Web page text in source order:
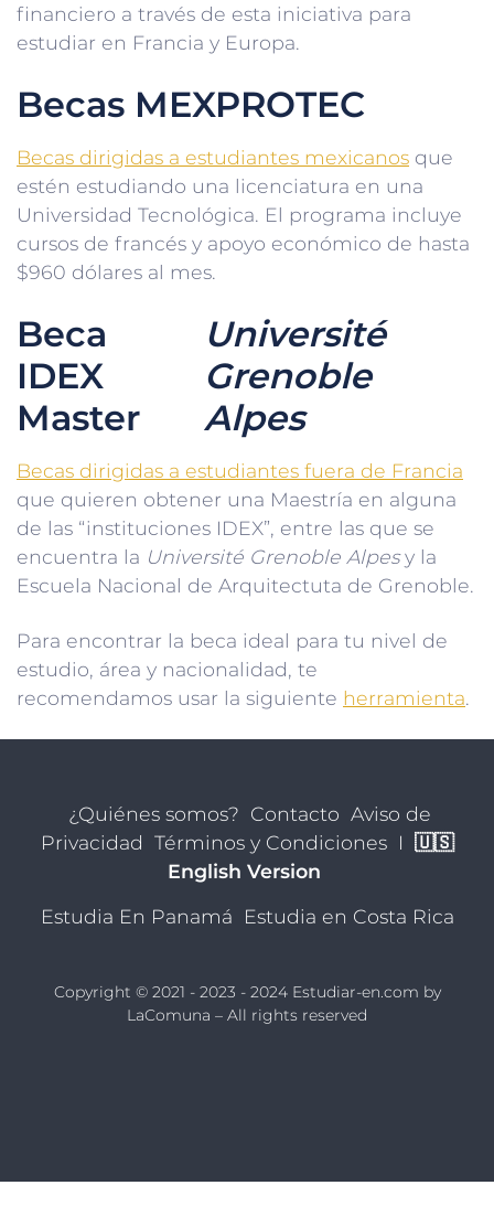
financiero a través de esta iniciativa para
estudiar en Francia y Europa.
Becas MEXPROTEC
Becas dirigidas a estudiantes mexicanos que
estén estudiando una licenciatura en una
Universidad Tecnológica. El programa incluye
cursos de francés y apoyo económico de hasta
$960 dólares al mes.
Beca
IDEX
Master
Université
Grenoble
Alpes
Becas dirigidas a estudiantes fuera de Francia
que quieren obtener una Maestría en alguna
de las “instituciones IDEX”, entre las que se
encuentra la Université Grenoble Alpesy la
Escuela Nacional de Arquitectuta de Grenoble.
Para encontrar la beca ideal para tu nivel de
estudio, área y nacionalidad, te
recomendamos usar la siguiente herramienta.
¿Quiénes somos? Contacto Aviso de
Privacidad Términos y Condiciones I 🇺🇸
English Version
Estudia En Panamá
Estudia en Costa Rica
Copyright © 2021 - 2023 - 2024 Estudiar-en.com by
LaComuna – All rights reserved